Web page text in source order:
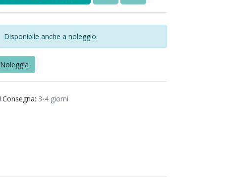
Disponibile anche a noleggio.
Noleggia
Consegna: 3-4 giorni